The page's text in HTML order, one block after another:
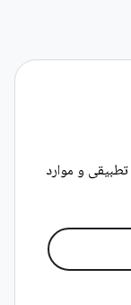
تطبیقی ​​و موارد